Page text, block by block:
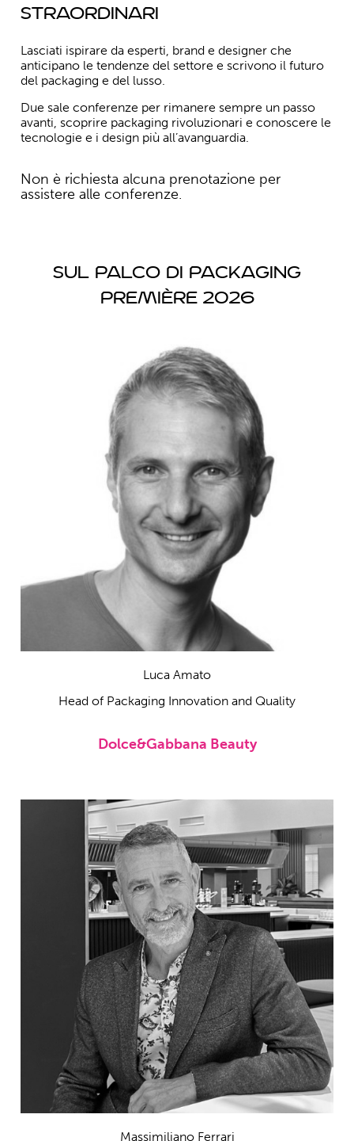
straordinari
Lasciati ispirare da esperti, brand e designer che
anticipano le tendenze del settore e scrivono il futuro
del packaging e del lusso.
Due sale conferenze per rimanere sempre un passo
avanti, scoprire packaging rivoluzionari e conoscere le
tecnologie e i design più all’avanguardia.
Non è richiesta alcuna prenotazione per
assistere alle conferenze.
SUL PALCO DI PACKAGING
PREMIèRE 2026
Luca Amato
Head of Packaging Innovation and Quality
Dolce&Gabbana Beauty
Massimiliano Ferrari